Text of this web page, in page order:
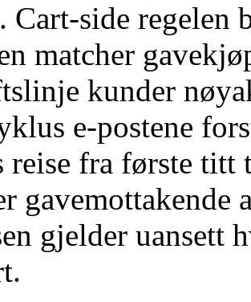
Cart-side regelen
matcher
kunder
e-postene
reise fra første
gjelder uansett